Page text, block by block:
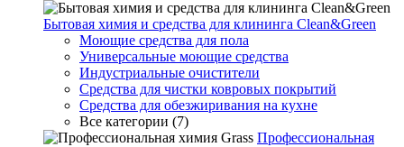
Бытовая химия и средства для клининга Clean&Green
Моющие средства для пола
Универсальные моющие средства
Индустриальные очистители
Средства для чистки ковровых покрытий
Средства для обезжиривания на кухне
Все категории (7)
Профессиональная